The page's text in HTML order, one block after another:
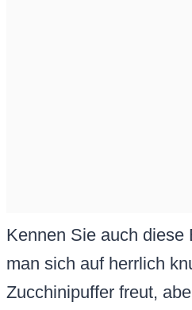
Kennen Sie auch diese
man sich auf herrlich
Zucchinipuffer freut,